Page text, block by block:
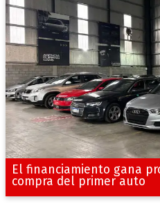
El financiamiento gana
compra del primer auto